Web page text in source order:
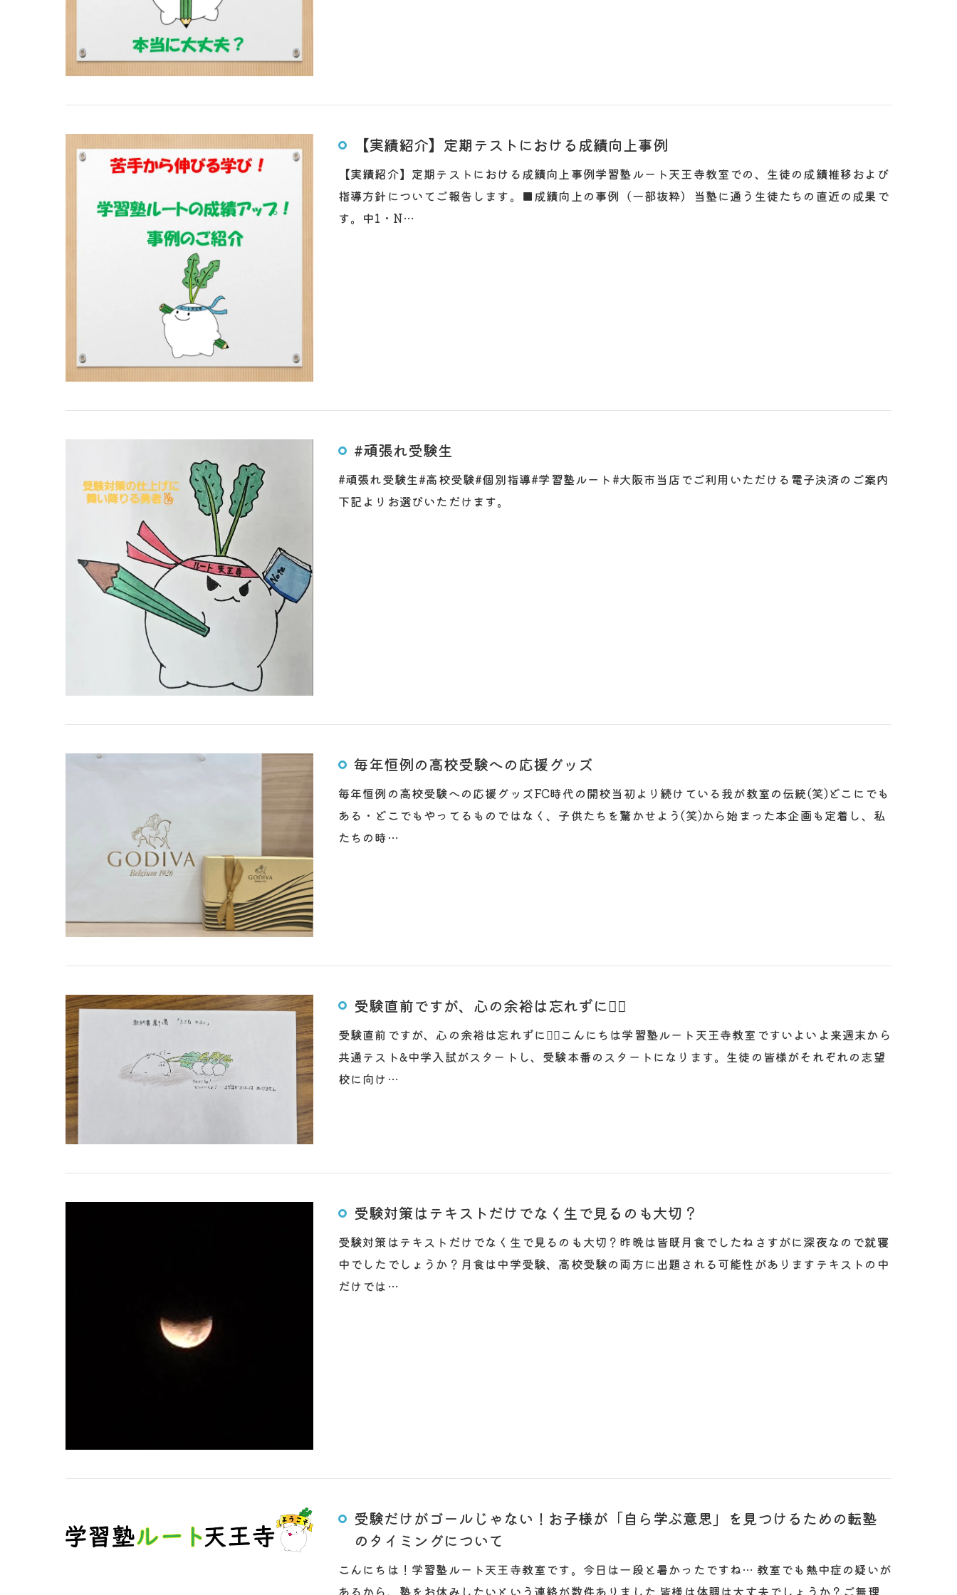
【実績紹介】定期テストにおける成績向上事例
【実績紹介】定期テストにおける成績向上事例学習塾ルート天王寺教室での、生徒の成績推移および
指導方針についてご報告します。■成績向上の事例（一部抜粋）当塾に通う生徒たちの直近の成果で
す。中1・N…
#頑張れ受験生
#頑張れ受験生#高校受験#個別指導#学習塾ルート#大阪市当店でご利用いただける電子決済のご案内
下記よりお選びいただけます。
毎年恒例の高校受験への応援グッズ
毎年恒例の高校受験への応援グッズFC時代の開校当初より続けている我が教室の伝統(笑)どこにでも
ある・どこでもやってるものではなく、子供たちを驚かせよう(笑)から始まった本企画も定着し、私
たちの時…
受験直前ですが、心の余裕は忘れずに🙆‍♂️
受験直前ですが、心の余裕は忘れずに🙆‍♂️こんにちは学習塾ルート天王寺教室ですいよいよ来週末から
共通テスト&中学入試がスタートし、受験本番のスタートになります。生徒の皆様がそれぞれの志望
校に向け…
受験対策はテキストだけでなく生で見るのも大切？
受験対策はテキストだけでなく生で見るのも大切？昨晩は皆既月食でしたねさすがに深夜なので就寝
中でしたでしょうか？月食は中学受験、高校受験の両方に出題される可能性がありますテキストの中
だけでは…
受験だけがゴールじゃない！お子様が「自ら学ぶ意思」を見つけるための転塾
のタイミングについて
こんにちは！学習塾ルート天王寺教室です。今日は一段と暑かったですね… 教室でも熱中症の疑いが